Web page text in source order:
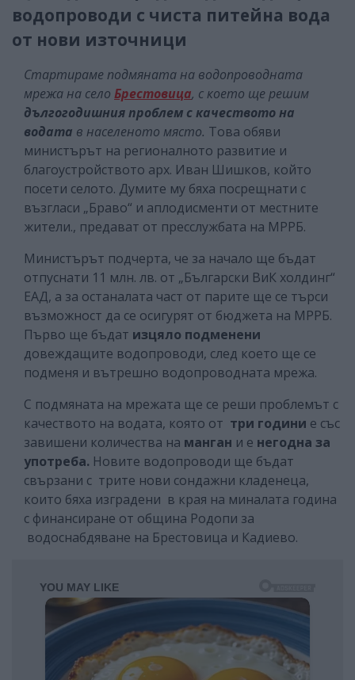
водопроводи с чиста питейна вода
от нови източници
Стартираме подмяната на водопроводната
мрежа на село Брестовица, с което ще решим
дългогодишния проблем с качеството на
водата в населеното място. Това обяви
министърът на регионалното развитие и
благоустройството арх. Иван Шишков, който
посети селото. Думите му бяха посрещнати с
възгласи „Браво“ и аплодисменти от местните
жители., предават от пресслужбата на МРРБ.
Министърът подчерта, че за начало ще бъдат
отпуснати 11 млн. лв. от „Български ВиК холдинг“
ЕАД, а за останалата част от парите ще се търси
възможност да се осигурят от бюджета на МРРБ.
Първо ще бъдат изцяло подменени
довеждащите водопроводи, след което ще се
подменя и вътрешно водопроводната мрежа.
С подмяната на мрежата ще се реши проблемът с
качеството на водата, която от три години е със
завишени количества на манган и е негодна за
употреба. Новите водопроводи ще бъдат
свързани с трите нови сондажни кладенеца,
които бяха изградени в края на миналата година
с финансиране от община Родопи за
водоснабдяване на Брестовица и Кадиево.